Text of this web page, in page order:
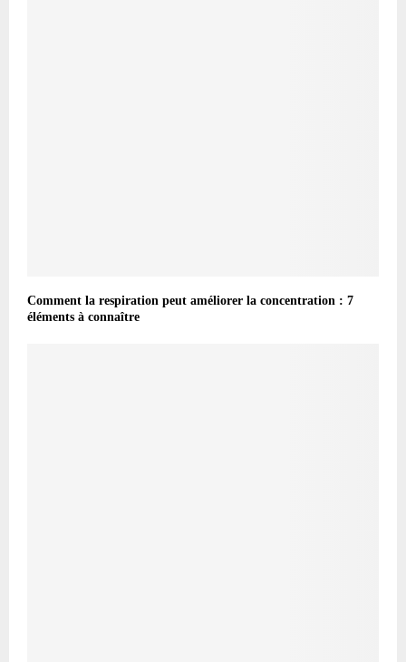
Comment la respiration peut améliorer la concentration : 7
éléments à connaître